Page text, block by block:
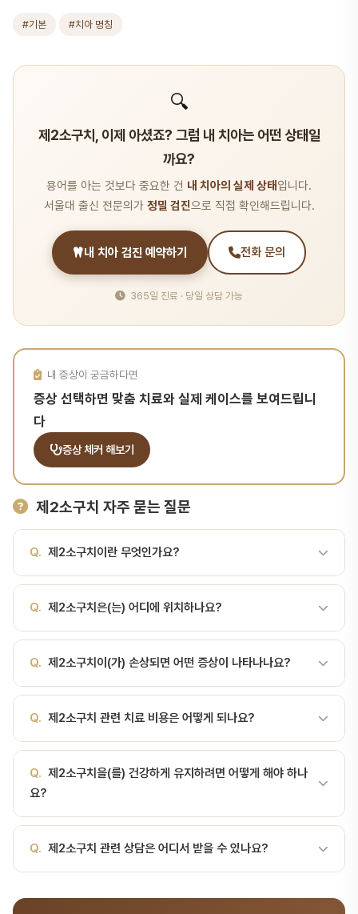
#기본 #치아 명칭
🔍
제2소구치, 이제 아셨죠? 그럼 내 치아는 어떤 상태일
까요?
용어를 아는 것보다 중요한 건 내 치아의 실제 상태 입니다.
서울대 출신 전문의가 정밀 검진으로 직접 확인해드립니다.
내 치아 검진 예약하기 전화 문의
365일 진료 · 당일 상담 가능
내 증상이 궁금하다면
증상 선택하면 맞춤 치료와 실제 케이스를 보여드립니
다
증상 체커 해보기
제2소구치 자주 묻는 질문
Q. 제2소구치이란 무엇인가요?
소구치(Second Premolar)는 앞쪽의 제1소구치 뒤에 위치한 두 번
째 소구치로, 주로 치아 번호 #15, #25, #35, #45에 해당합니다.
만 10~12세경에 맹출(eruption)하며, 유구치(젖니 어금니)가 탈락
개의 주된 교합점(협측·설측 혹은 협측·구개측)을 가지며, 제1소구치
보다 크라운이 작습니다. 치근: 대체로 단일 치근을 가지는 경우가 많
제 항목상세 치아 번호#15, #25, #35, #45 맹출 시기대체로 만
10~12세 빈도선천적 결손(agenesis)이 비교…
Q. 제2소구치은(는) 어디에 위치하나요?
소구치(Second Premolar)는 앞쪽의 제1소구치 뒤에 위치한 두 번
째 소구치로, 주로 치아 번호 #15, #25, #35, #45에 해당합니다.
만 10~12세경에 맹출(eruption)하며, 유구치(젖니 어금니)가 탈락
개의 주된 교합점(협측·설측 혹은 협측·구개측)을 가지며, 제1소구치
보다 크라운이 작습니다. 치근: 대체로 단일 치근을 가지는 경우가 많
지만 해부학적 변이가 있습니다. 발육: 영구 맹출 시기는 개인차가 있
Q. 제2소구치이(가) 손상되면 어떤 증상이 나타나나요?
수 있습니다. 증상이 있다면 빠른 진료가 중요합니다. 서울비디치과에
서는 정밀 검사를 통해 정확한 진단을 제공합니다.
Q. 제2소구치 관련 치료 비용은 어떻게 되나요?
집니다. 서울비디치과에서는 상담을 통해 정확한 비용을 안내해 드립
니다. 전화 041-415-2892로 예약하세요.
Q. 제2소구치을(를) 건강하게 유지하려면 어떻게 해야 하나
요?
제2소구치 건강 유지의 핵심입니다. 서울비디치과에서 정기 검진을
받으시면 제2소구치 상태를 체계적으로 관리할 수 있습니다.
Q. 제2소구치 관련 상담은 어디서 받을 수 있나요?